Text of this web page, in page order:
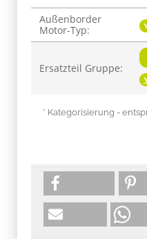
Produkteigenschaft
Wert
Außenborder
Motor-Typ:
Ersatzteil Gruppe:
* Kategorisierung -